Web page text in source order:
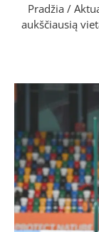
Pradžia /
aukščiausią